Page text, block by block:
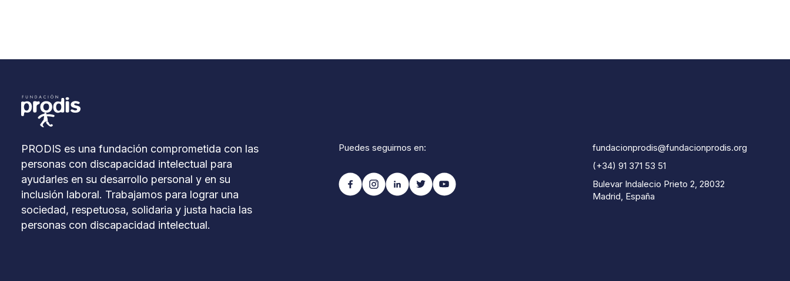
PRODIS es una fundación comprometida con las
personas con discapacidad intelectual para
ayudarles en su desarrollo personal y en su
inclusión laboral. Trabajamos para lograr una
sociedad, respetuosa, solidaria y justa hacia las
personas con discapacidad intelectual.
Puedes seguirnos en:
fundacionprodis@fundacionprodis.org
(+34) 91 371 53 51
Bulevar Indalecio Prieto 2, 28032
Madrid, España